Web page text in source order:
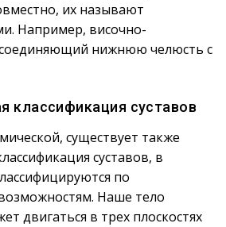
их называют
Например, височно-
нижнюю челюсть с
классификация суставов
существует также
суставов, в
по
Наше тело
двигаться в трех плоскостях